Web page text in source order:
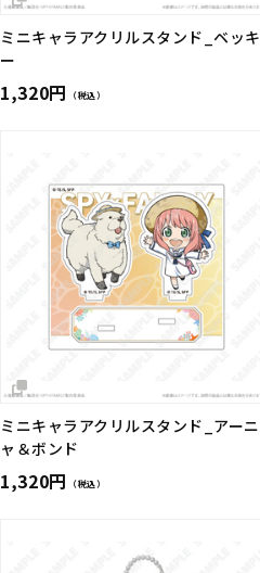
ミニキャラアクリルスタンド_ベッキ
ー
1,320円 （税込）
ミニキャラアクリルスタンド_アーニ
ャ＆ボンド
1,320円 （税込）